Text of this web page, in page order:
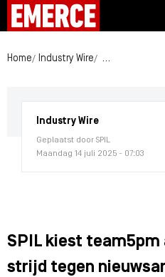
Home Industry Wire SPIL kiest
Industry Wire
Geplaatst door SPIL
Maandag 14 juli 2025 - 07:03
SPIL kiest team5pm
strijd tegen